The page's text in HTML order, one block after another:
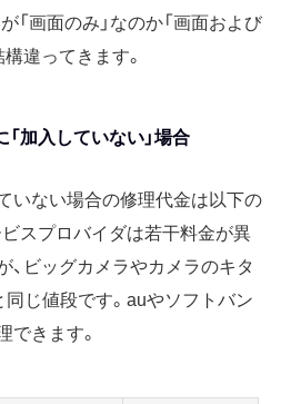
「画面のみ」なのか「画面および
違ってきます。
加入していない」場合
いない場合の修理代金は以下の
スプロバイダは若干料金が異
、ビッグカメラやカメラのキタ
じ値段です。auやソフトバン
できます。